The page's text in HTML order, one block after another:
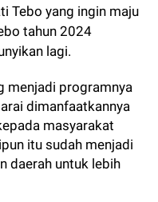
Tebo yang ingin maju
tahun 2024
lagi.
menjadi programnya
dimanfaatkannya
masyarakat
itu sudah menjadi
daerah untuk lebih